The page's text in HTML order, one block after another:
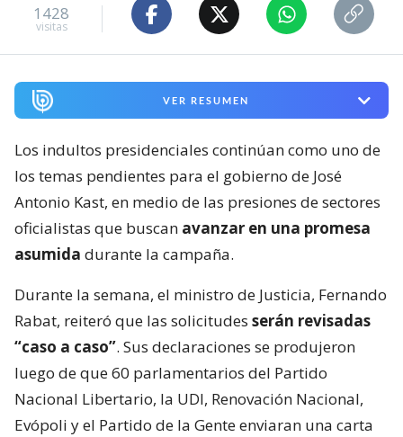
1428
visitas
VER RESUMEN
Los indultos presidenciales continúan como uno de
los temas pendientes para el gobierno de José
Antonio Kast, en medio de las presiones de sectores
oficialistas que buscan avanzar en una promesa
asumida durante la campaña.
Durante la semana, el ministro de Justicia, Fernando
Rabat, reiteró que las solicitudes serán revisadas
“caso a caso”. Sus declaraciones se produjeron
luego de que 60 parlamentarios del Partido
Nacional Libertario, la UDI, Renovación Nacional,
Evópoli y el Partido de la Gente enviaran una carta